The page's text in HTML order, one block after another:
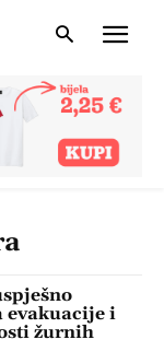
evakuacije i
žurnih